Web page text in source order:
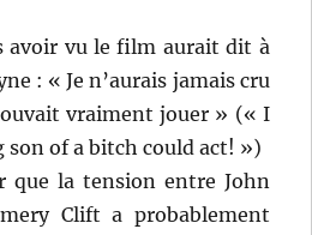
avoir vu le film aurait dit à
: « Je n’aurais jamais cru
vraiment jouer » (« I
son of a bitch could act! »)
que la tension entre John
Clift a probablement